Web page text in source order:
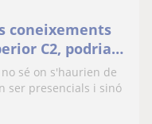
coneixements
C2, podria
sé on s'haurien de
ser presencials i sinó